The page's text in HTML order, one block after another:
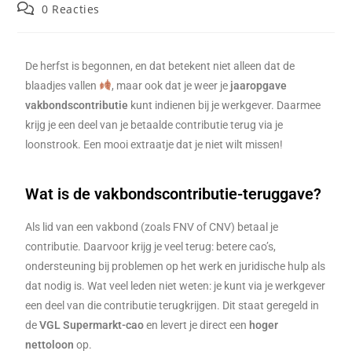
0 Reacties
De herfst is begonnen, en dat betekent niet alleen dat de
blaadjes vallen
, maar ook dat je weer je jaaropgave
vakbondscontributie kunt indienen bij je werkgever. Daarmee
krijg je een deel van je betaalde contributie terug via je
loonstrook. Een mooi extraatje dat je niet wilt missen!
Wat is de vakbondscontributie-teruggave?
Als lid van een vakbond (zoals FNV of CNV) betaal je
contributie. Daarvoor krijg je veel terug: betere cao’s,
ondersteuning bij problemen op het werk en juridische hulp als
dat nodig is. Wat veel leden niet weten: je kunt via je werkgever
een deel van die contributie terugkrijgen. Dit staat geregeld in
deVGL Supermarkt-caoen levert je direct eenhoger
nettoloon op.